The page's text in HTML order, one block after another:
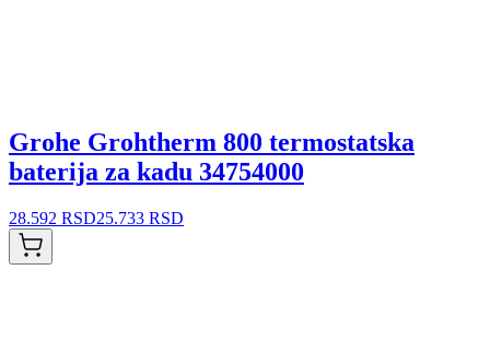
Grohe Grohtherm 800 termostatska
baterija za kadu 34754000
28.592 RSD25.733 RSD